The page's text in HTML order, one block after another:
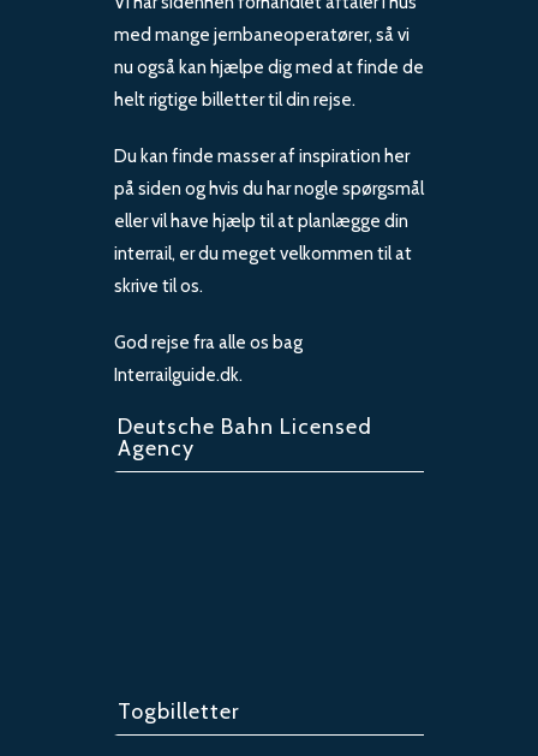
med mange jernbaneoperatører, så vi
nu også kan hjælpe dig med at finde de
helt rigtige billetter til din rejse.
Du kan finde masser af inspiration her
på siden og hvis du har nogle spørgsmål
eller vil have hjælp til at planlægge din
interrail, er du meget velkommen til at
skrive til os.
God rejse fra alle os bag
Interrailguide.dk.
Deutsche Bahn Licensed
Agency
Togbilletter